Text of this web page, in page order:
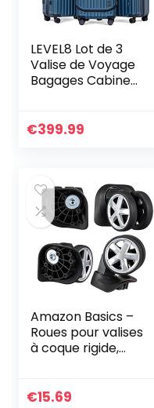
LEVEL8 Lot de 3
Valise de Voyage
Bagages Cabine
Trolley avec 4
Robuste(Bleu,36L/
68L/104L)
€399.99
Amazon Basics –
Roues pour valises
à coque rigide,
les valises rigides
€15.69